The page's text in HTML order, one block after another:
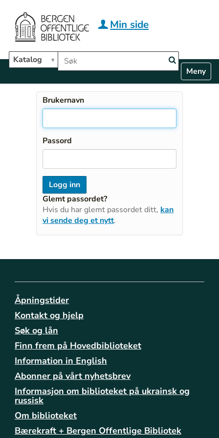
Hopp til hovedinnhold
Søk i biblioteket
Katalog
Min side
v
Toggle
Brukernavn
Passord
Glemt passordet?
Hvis du har glemt passordet ditt, kan
vi sende deg et nytt.
Åpningstider
Kontakt og hjelp
Søk og lån
Finn frem på Hovedbiblioteket
Information in English
Abonner på vårt nyhetsbrev
Informasjon om biblioteket på ukrainsk og
russisk
Om biblioteket
Bærekraft + Bergen Offentlige Bibliotek